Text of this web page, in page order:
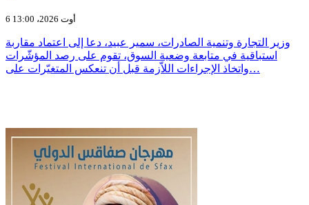
6 أوت 2026، 13:00
وزير التجارة وتنمية الصادرات، سمير عبيد، دعا إلى اعتماد مقاربة
استباقية في متابعة وضعية السوق، تقوم على رصد المؤشّرات
واتخاذ الإجراءات اللاّزمة قبل أن تنعكس المتغيّرات على…